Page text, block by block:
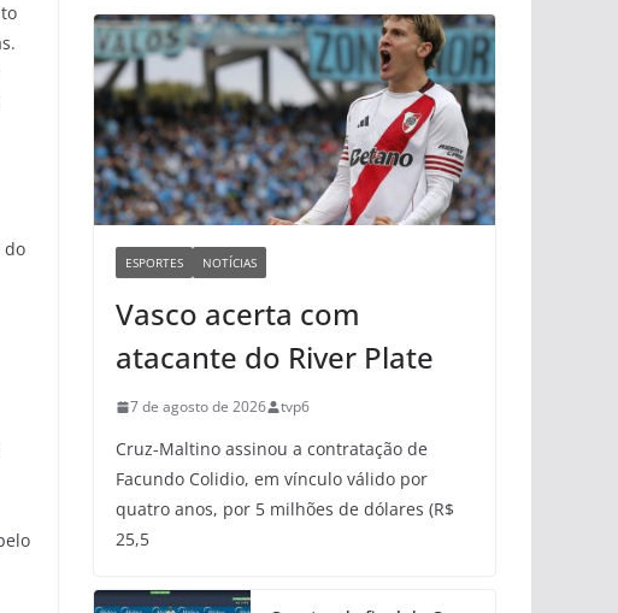
do
ESPORTES NOTÍCIAS
Vasco acerta com
atacante do River Plate
7 de agosto de 2026 tvp6
Cruz-Maltino assinou a contratação de
Facundo Colidio, em vínculo válido por
quatro anos, por 5 milhões de dólares (R$
25,5